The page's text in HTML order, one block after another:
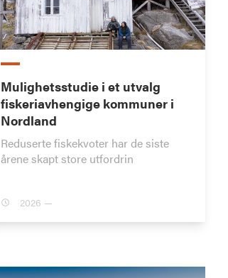
Mulighetsstudie i et utvalg
fiskeriavhengige kommuner i
Nordland
Reduserte fiskekvoter har de siste
årene skapt store utfordrin
2026 —